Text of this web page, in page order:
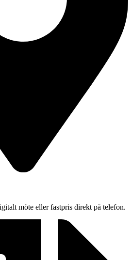
möte eller fastpris direkt på telefon.